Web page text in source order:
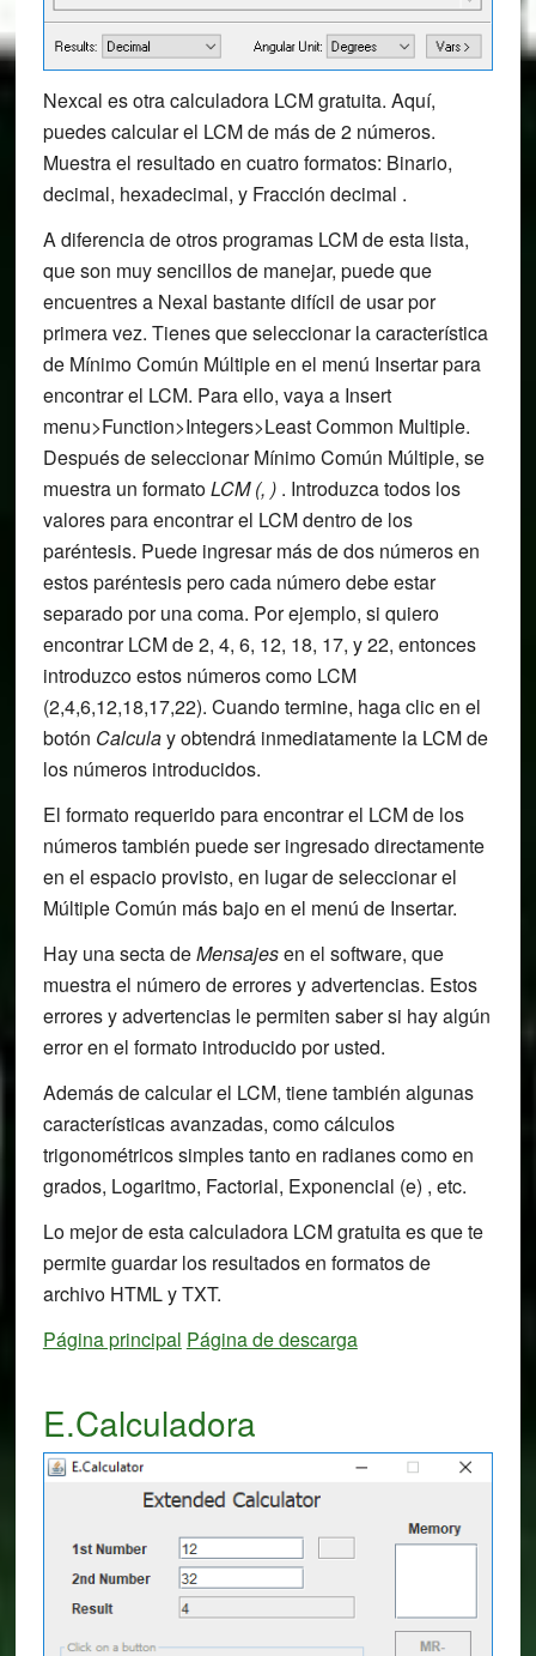
Nexcal es otra calculadora LCM gratuita. Aquí,
puedes calcular el LCM de más de 2 números.
Muestra el resultado en cuatro formatos: Binario,
decimal, hexadecimal, y Fracción decimal .
A diferencia de otros programas LCM de esta lista,
que son muy sencillos de manejar, puede que
encuentres a Nexal bastante difícil de usar por
primera vez. Tienes que seleccionar la característica
de Mínimo Común Múltiple en el menú Insertar para
encontrar el LCM. Para ello, vaya a Insert
menu>Function>Integers>Least Common Multiple.
Después de seleccionar Mínimo Común Múltiple, se
muestra un formatoLCM (, ). Introduzca todos los
valores para encontrar el LCM dentro de los
paréntesis. Puede ingresar más de dos números en
estos paréntesis pero cada número debe estar
separado por una coma. Por ejemplo, si quiero
encontrar LCM de 2, 4, 6, 12, 18, 17, y 22, entonces
introduzco estos números como LCM
(2,4,6,12,18,17,22). Cuando termine, haga clic en el
botón Calculay obtendrá inmediatamente la LCM de
los números introducidos.
El formato requerido para encontrar el LCM de los
números también puede ser ingresado directamente
en el espacio provisto, en lugar de seleccionar el
Múltiple Común más bajo en el menú de Insertar.
Hay una secta deMensajesen el software, que
muestra el número de errores y advertencias. Estos
errores y advertencias le permiten saber si hay algún
error en el formato introducido por usted.
Además de calcular el LCM, tiene también algunas
características avanzadas, como cálculos
trigonométricos simples tanto en radianes como en
grados, Logaritmo, Factorial, Exponencial (e) , etc.
Lo mejor de esta calculadora LCM gratuita es que te
permite guardar los resultados en formatos de
archivo HTML y TXT.
Página principal Página de descarga
E.Calculadora